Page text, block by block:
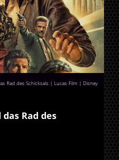
Rad des Schicksals | Lucas Film | Disney
Rad des